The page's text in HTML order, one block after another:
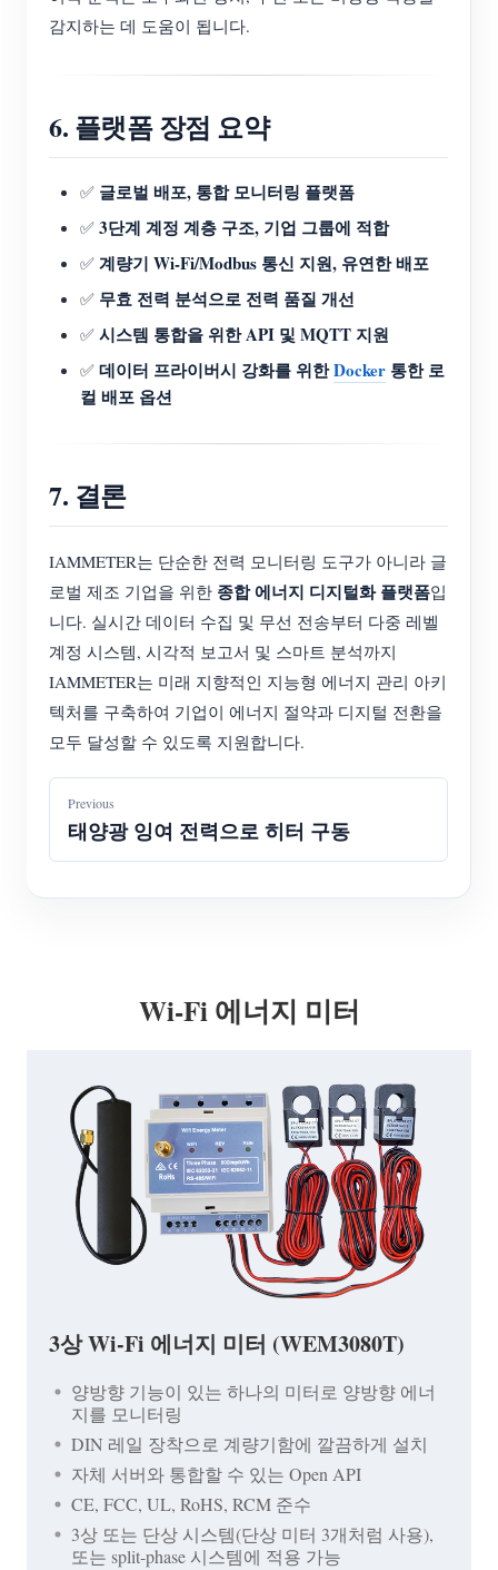
감지하는 데 도움이 됩니다.
6. 플랫폼 장점 요약
✅ 글로벌 배포, 통합 모니터링 플랫폼
✅ 3단계 계정 계층 구조, 기업 그룹에 적합
✅ 계량기 Wi-Fi/Modbus 통신 지원, 유연한 배포
✅ 무효 전력 분석으로 전력 품질 개선
✅ 시스템 통합을 위한 API 및 MQTT 지원
✅ 데이터 프라이버시 강화를 위한Docker 통한 로
컬 배포 옵션
7. 결론
IAMMETER는 단순한 전력 모니터링 도구가 아니라 글
로벌 제조 기업을 위한 종합 에너지 디지털화 플랫폼입
니다. 실시간 데이터 수집 및 무선 전송부터 다중 레벨
계정 시스템, 시각적 보고서 및 스마트 분석까지
IAMMETER는 미래 지향적인 지능형 에너지 관리 아키
텍처를 구축하여 기업이 에너지 절약과 디지털 전환을
모두 달성할 수 있도록 지원합니다.
Previous
태양광 잉여 전력으로 히터 구동
Wi-Fi 에너지 미터
3상 Wi-Fi 에너지 미터 (WEM3080T)
양방향 기능이 있는 하나의 미터로 양방향 에너
지를 모니터링
DIN 레일 장착으로 계량기함에 깔끔하게 설치
자체 서버와 통합할 수 있는 Open API
CE, FCC, UL, RoHS, RCM 준수
3상 또는 단상 시스템(단상 미터 3개처럼 사용),
또는 split-phase 시스템에 적용 가능